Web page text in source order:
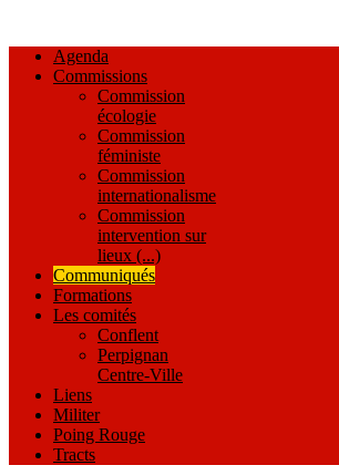
Agenda
Commissions
Commission
écologie
Commission
féministe
Commission
internationalisme
Commission
intervention sur
lieux (...)
Communiqués
Formations
Les comités
Conflent
Perpignan
Centre-Ville
Liens
Militer
Poing Rouge
Tracts